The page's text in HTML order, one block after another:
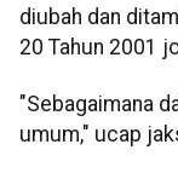
diubah dan
20 Tahun 2001
"Sebagaimana
umum," ucap